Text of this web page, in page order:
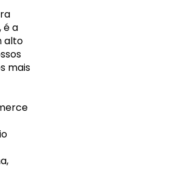
é a
alto
mais